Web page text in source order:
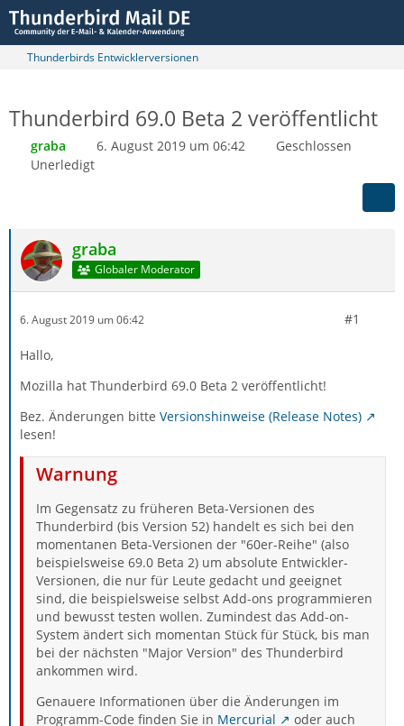
Thunderbirds Entwicklerversionen
Thunderbird 69.0 Beta 2 veröffentlicht
graba 6. August 2019 um 06:42
Geschlossen
Unerledigt
graba
Globaler Moderator
6. August 2019 um 06:42 #1
Hallo,
Mozilla hat Thunderbird 69.0 Beta 2 veröffentlicht!
Bez. Änderungen bitte Versionshinweise (Release Notes)
lesen!
Warnung
Im Gegensatz zu früheren Beta-Versionen des
Thunderbird (bis Version 52) handelt es sich bei den
momentanen Beta-Versionen der "60er-Reihe" (also
beispielsweise 69.0 Beta 2) um absolute Entwickler-
Versionen, die nur für Leute gedacht und geeignet
sind, die beispielsweise selbst Add-ons programmieren
und bewusst testen wollen. Zumindest das Add-on-
System ändert sich momentan Stück für Stück, bis man
bei der nächsten "Major Version" des Thunderbird
ankommen wird.
Genauere Informationen über die Änderungen im
Programm-Code finden Sie in Mercurial
oder auch